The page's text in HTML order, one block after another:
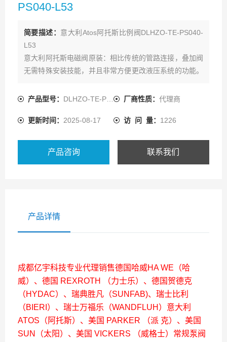
PS040-L53
简要描述： 意大利Atos阿托斯比例阀DLHZO-TE-PS040-
L53
意大利阿托斯电磁阀原装：相比传统的管路连接，叠加阀
无需特殊安装技能，并且非常方便更改液压系统的功能。
查与维修。
数控机床液压系统，冶金设备液压系统等。
产品型号： DLHZO-TE-PS040-L71 厂商性质： 代理商
更新时间： 2025-08-17 访 问 量： 1226
产品咨询 联系我们
产品详情
成都亿宇科技专业代理销售德国哈威HA WE（哈
威）、德国 REXROTH （力士乐）、德国贺德克
（HYDAC）、瑞典胜凡（SUNFAB)、瑞士比利
（BIERI）、瑞士万福乐（WANDFLUH）意大利
ATOS（阿托斯）、美国 PARKER （派 克）、美国
SUN（太阳）、美国 VICKERS （威格士）常规泵阀